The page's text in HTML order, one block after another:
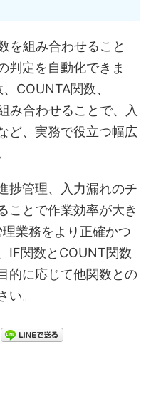
を組み合わせること
判定を自動化できま
COUNTA関数、
み合わせることで、入
ど、実務で役立つ幅広
捗管理、入力漏れのチ
ことで作業効率が大き
業務をより正確かつ
IF関数とCOUNT関数
的に応じて他関数との
。